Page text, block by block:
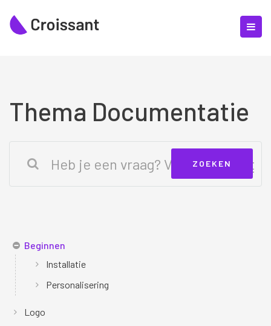
Thema Documentatie
Beginnen
Installatie
Personalisering
Logo